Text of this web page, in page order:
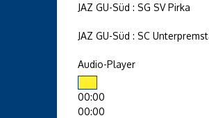
JAZ GU-Süd : SG SV Pirka
JAZ GU-Süd : SC
Audio-Player
00:00
00:00